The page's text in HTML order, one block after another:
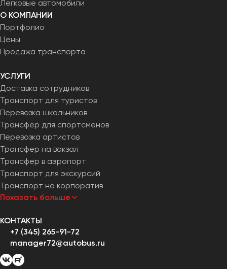
Легковые автомобили
О КОМПАНИИ
Портфолио
Цены
Продажа транспорта
УСЛУГИ
Доставка сотрудников
Транспорт для туристов
Перевозка школьников
Трансфер для спортсменов
Перевозка артистов
Трансфер на вокзал
Трансфер в аэропорт
Транспорт для экскурсий
Транспорт на корпоратив
Показать больше
КОНТАКТЫ
+7 (345) 265-91-72
manager72@autobus.ru